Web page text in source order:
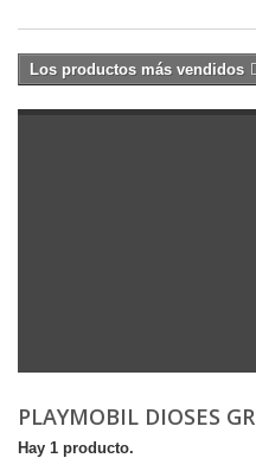
Los productos más vendidos
PLAYMOBIL DIOSES
Hay 1 producto.